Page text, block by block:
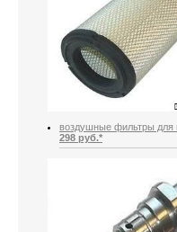
воздушные фильтры для
298 руб.*